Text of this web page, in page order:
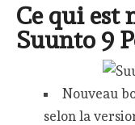
Ce qui est
Suunto 9
Nouveau
selon la